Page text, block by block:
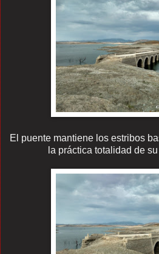
El puente mantiene los estribos
la práctica totalidad de